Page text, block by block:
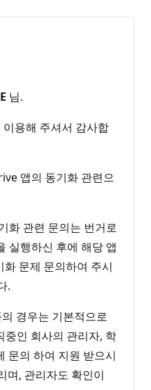
님.
용해 주셔서 감사합
앱의 동기화 관련으
화 관련 문의는 번거로
실행하신 후에 해당 앱
문제 문의하여 주시
.
경우는 기본적으로
중인 회사의 관리자, 학
문의 하여 지원 받으시
며, 관리자도 확인이